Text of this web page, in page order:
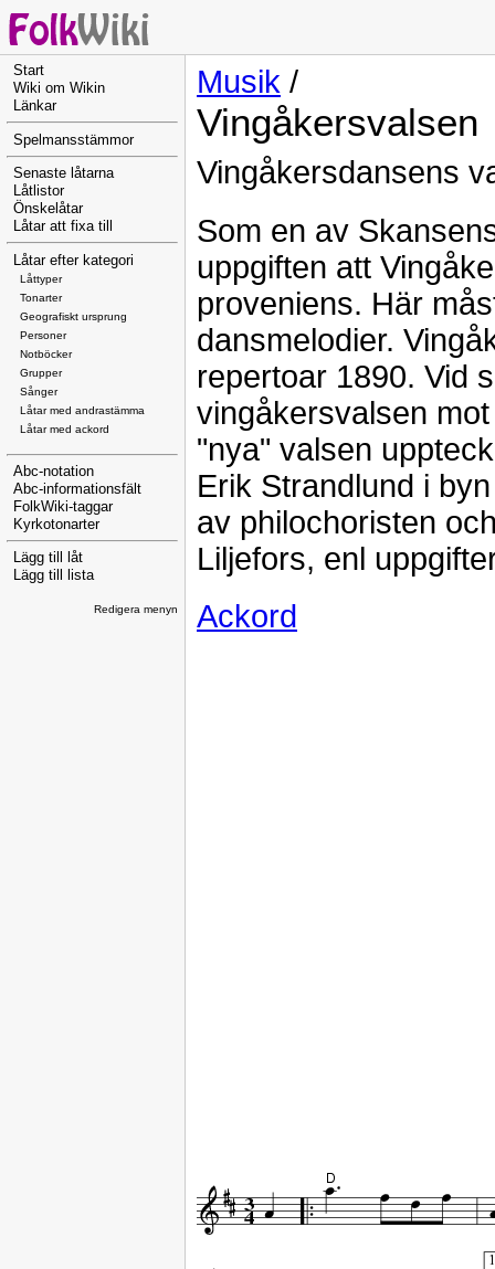
Start
Wiki om Wikin
Länkar
Spelmansstämmor
Senaste låtarna
Låtlistor
Önskelåtar
Låtar att fixa till
Låtar efter kategori
Låttyper
Tonarter
Geografiskt ursprung
Personer
Notböcker
Grupper
Sånger
Låtar med andrastämma
Låtar med ackord
Abc-notation
Abc-informationsfält
FolkWiki-taggar
Kyrkotonarter
Lägg till låt
Lägg till lista
Redigera menyn
Musik /
Vingåkersvalsen
Vingåkersdansens
Som en av
uppgiften att
proveniens. Här
dansmelodier.
repertoar 1890. Vid
vingåkersvalsen
"nya" valsen
Erik Strandlund i
av philochoristen
Liljefors, enl
Ackord